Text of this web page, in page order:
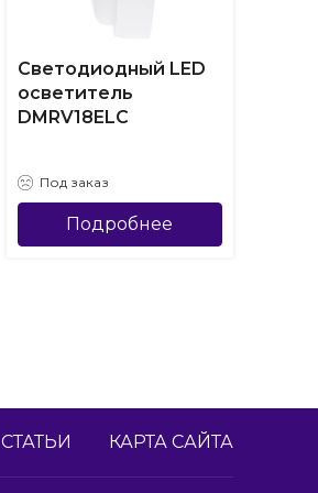
Светодиодный LED
осветитель
DMRV18ELC
Под заказ
Подробнее
СТАТЬИ КАРТА САЙТА